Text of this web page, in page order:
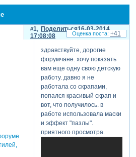
Поделиться
1
16-03-2014
17:08:08
здравствуйте, дорогие
форумчане. хочу показать
вам еще одну свою детскую
работу. давно я не
работала со скрапами,
попался красивый скрап и
вот, что получилось. в
работе использовала маски
и эффект "пазлы".
приятного просмотра.
+41